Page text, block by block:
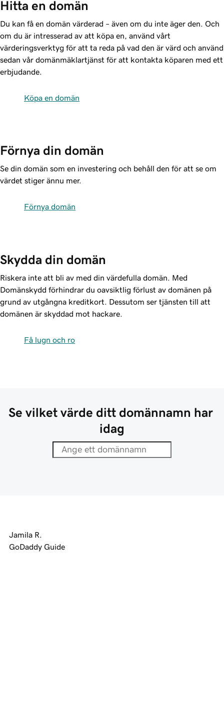
Hitta en domän
Du kan få en domän värderad – även om du inte äger den. Och
om du är intresserad av att köpa en, använd vårt
värderingsverktyg för att ta reda på vad den är värd och använd
sedan vår domänmäklartjänst för att kontakta köparen med ett
erbjudande.
Köpa en domän
Förnya din domän
Se din domän som en investering och behåll den för att se om
värdet stiger ännu mer.
Förnya domän
Skydda din domän
Riskera inte att bli av med din värdefulla domän. Med
Domänskydd förhindrar du oavsiktlig förlust av domänen på
grund av utgångna kreditkort. Dessutom ser tjänsten till att
domänen är skyddad mot hackare.
Få lugn och ro
Se vilket värde ditt domännamn har
idag
Jamila R.
GoDaddy Guide